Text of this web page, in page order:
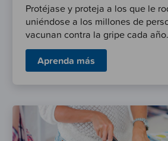
Protéjase y proteja a los que le
uniéndose a los millones de
vacunan contra la gripe cada año.
Aprenda más